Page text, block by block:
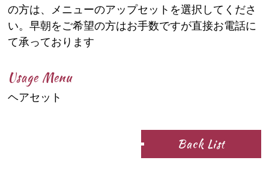
の方は、メニューのアップセットを選択してくださ
い。早朝をご希望の方はお手数ですが直接お電話に
て承っております
Usage Menu
ヘアセット
Back List